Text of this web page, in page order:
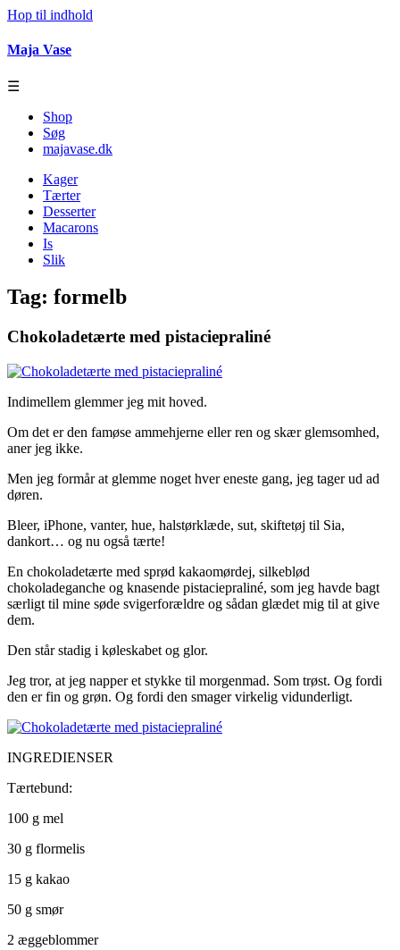
Hop til indhold
Maja Vase
☰
Shop
Søg
majavase.dk
Kager
Tærter
Desserter
Macarons
Is
Slik
Tag: formelb
Chokoladetærte med pistaciepraliné
Indimellem glemmer jeg mit hoved.
Om det er den famøse ammehjerne eller ren og skær glemsomhed,
aner jeg ikke.
Men jeg formår at glemme noget hver eneste gang, jeg tager ud ad
døren.
Bleer, iPhone, vanter, hue, halstørklæde, sut, skiftetøj til Sia,
dankort… og nu også tærte!
En chokoladetærte med sprød kakaomørdej, silkeblød
chokoladeganche og knasende pistaciepraliné, som jeg havde bagt
særligt til mine søde svigerforældre og sådan glædet mig til at give
dem.
Den står stadig i køleskabet og glor.
Jeg tror, at jeg napper et stykke til morgenmad. Som trøst. Og fordi
den er fin og grøn. Og fordi den smager virkelig vidunderligt.
INGREDIENSER
Tærtebund:
100 g mel
30 g flormelis
15 g kakao
50 g smør
2 æggeblommer